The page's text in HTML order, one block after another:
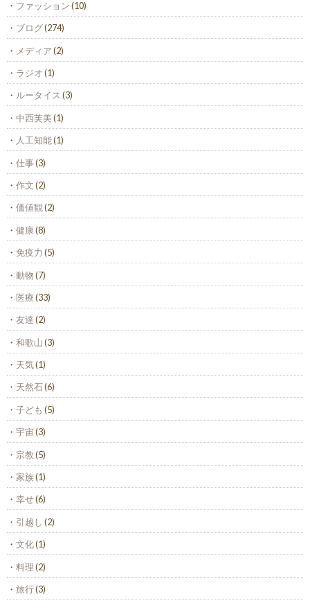
ファッション(10)
ブログ(274)
メディア(2)
ラジオ(1)
ルータイス (3)
中西芙美(1)
人工知能(1)
仕事(3)
作文(2)
価値観(2)
健康(8)
免疫力 (5)
動物(7)
医療(33)
友達(2)
和歌山(3)
天気(1)
天然石(6)
子ども (5)
宇宙(3)
宗教(5)
家族(1)
幸せ(6)
引越し (2)
文化(1)
料理(2)
旅行(3)